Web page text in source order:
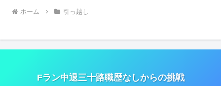
ホーム 引っ越し
Fラン中退三十路職歴なしからの挑戦